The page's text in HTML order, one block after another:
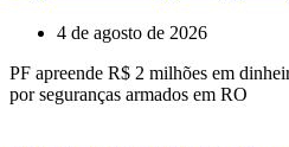
4 de agosto de 2026
PF apreende R$ 2 milhões em
por seguranças armados em RO